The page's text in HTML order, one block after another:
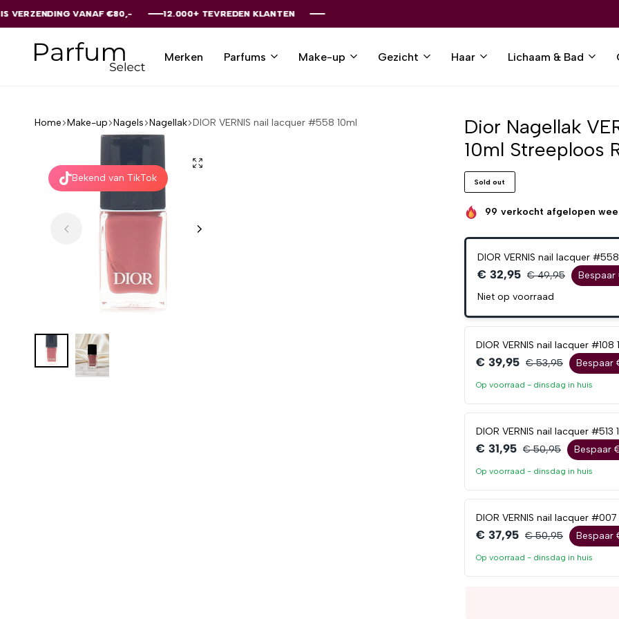
€80,- 12.000+ TEVREDEN KLANTEN
€80,- 12.000+ TEVREDEN KLANTEN
€80,- 12.000+ TEVREDEN KLANTEN
€80,- 12.000+ TEVREDEN KLANTEN
€80,- 12.000+ TEVREDEN KLANTEN
Merken Parfums Make-up Gezicht Haar Lichaam & Bad
Home Make-up Nagels Nagellak DIOR VERNIS nail lacquer #558 10ml
Bekend van TikTok
Dior Nagellak
10ml Streeploos
Sold out
99 verkocht afgelopen
DIOR VERNIS nail lacquer
€ 32,95 € 49,95
Bespaar
Niet op voorraad
DIOR VERNIS nail lacquer #108
€ 39,95 € 53,95 Bespaar
Op voorraad - dinsdag in huis
DIOR VERNIS nail lacquer #513
€ 31,95 € 50,95 Bespaar
Op voorraad - dinsdag in huis
DIOR VERNIS nail lacquer #007
€ 37,95 € 50,95 Bespaar
Op voorraad - dinsdag in huis